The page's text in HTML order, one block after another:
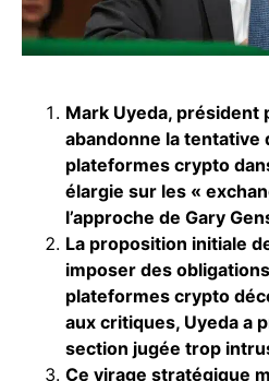
Mark Uyeda, président
abandonne la tentative
plateformes crypto
élargie sur les «
l’approche de Gary
La proposition initiale
imposer des
plateformes crypto
aux critiques, Uyeda a
section jugée trop
Ce virage stratégique